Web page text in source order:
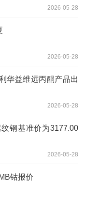
2026-05-28
2026-05-28
华益维远丙酮产品出
2026-05-28
钢基准价为3177.00
2026-05-28
钴报价